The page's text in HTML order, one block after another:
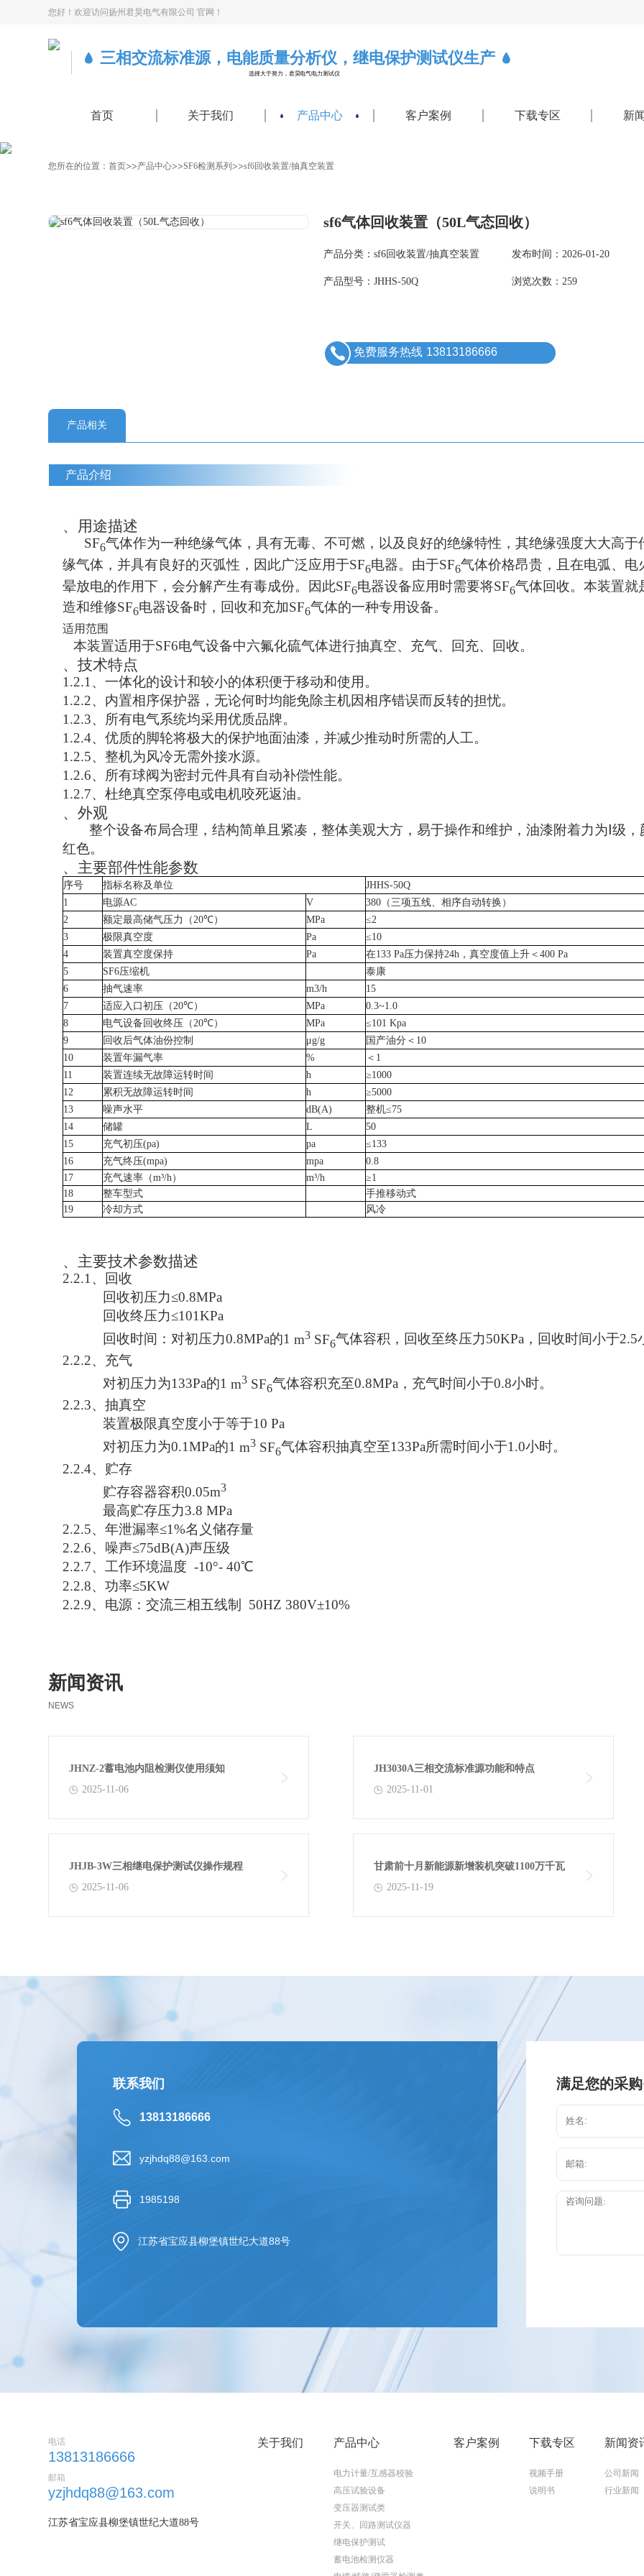
您好！欢迎访问扬州君昊电气有限公司 官网！
三相交流标准源，电能质量分析仪，继电保护测试仪生产
选择大于努力，君昊电气电力测试仪
首页 关于我们 产品中心 客户案例 下载专区 新
您所在的位置：首页>>产品中心>>SF6检测系列>>sf6回收装置/抽真空装置
sf6气体回收装置（50L气态回收）
产品分类：sf6回收装置/抽真空装置 发布时间：2026-01-20
产品型号：JHHS-50Q 浏览次数：259
免费服务热线 13813186666
产品相关
产品介绍
、用途描述
SF6气体作为一种绝缘气体，具有无毒、不可燃，以及良好的绝缘特性，其绝缘强度大大高于
缘气体，并具有良好的灭弧性，因此广泛应用于SF6电器。由于SF6气体价格昂贵，且在电弧、电
晕放电的作用下，会分解产生有毒成份。因此SF6电器设备应用时需要将SF6气体回收。本装置就
造和维修SF6电器设备时，回收和充加SF6气体的一种专用设备。
适用范围
本装置适用于SF6电气设备中六氟化硫气体进行抽真空、充气、回充、回收。
、技术特点
1.2.1 、一体化的设计和较小的体积便于移动和使用。
1.2.2、内置相序保护器，无论何时均能免除主机因相序错误而反转的担忧。
1.2.3、所有电气系统均采用优质品牌。
1.2.4、优质的脚轮将极大的保护地面油漆，并减少推动时所需的人工。
1.2.5、整机为风冷无需外接水源。
1.2.6、所有球阀为密封元件具有自动补偿性能。
1.2.7、杜绝真空泵停电或电机咬死返油。
、外观
整个设备布局合理，结构简单且紧凑，整体美观大方，易于操作和维护，油漆附着力为Ⅰ级，
红色。
、主要部件性能参数
序号 指标名称及单位
JHHS-50Q
1
电源AC V 380 （三项五线、相序自动转换）
2
额定最高储气压力（20℃） MPa ≤2
3
极限真空度 Pa
≤10
4
装置真空度保持 Pa 在133 Pa压力保持24h ，真空度值上升＜400 Pa
5
SF6压缩机
泰康
6
抽气速率 m3/h
15
7
适应入口初压（20℃） MPa
0.3~1.0
8
电气设备回收终压（20℃） MPa
≤101 Kpa
9
回收后气体油份控制 μg/g 国产油分＜ 10
10
装置年漏气率 % ＜ 1
11
装置连续无故障运转时间 h
≥1000
12
累积无故障运转时间 h
≥5000
13
噪声水平 dB(A) 整机≤75
14
储罐 L
50
15
充气初压(pa) pa
≤133
16
充气终压(mpa) mpa
0.8
17
充气速率（m³/h） m³/h
≥1
18
整车型式
手推移动式
19
冷却方式 风冷
、主要技术参数描述
2.2.1 、回收
回收初压力≤0.8MPa
回收终压力≤101KPa
回收时间：对初压力0.8MPa的1 m3 SF6气体容积，回收至终压力50KPa ，回收时间小于2.5
2.2.2、充气
对初压力为133Pa的1 m3 SF6气体容积充至0.8MPa ， 充气时间小于0.8小时。
2.2.3、抽真空
装置极限真空度小于等于10 Pa
对初压力为0.1MPa的1 m3 SF6气体容积抽真空至133Pa所需时间小于1.0小时。
2.2.4、贮存
贮存容器容积0.05m3
最高贮存压力3.8 MPa
2.2.5、年泄漏率≤1%名义储存量
2.2.6、噪声≤75dB(A)声压级
2.2.7、工作环境温度 -10°- 40℃
2.2.8、功率≤5KW
2.2.9、电源：交流三相五线制 50HZ 380V±10%
新闻资讯
NEWS
JHNZ-2蓄电池内阻检测仪使用须知
2025-11-06
JH3030A三相交流标准源功能和特点
2025-11-01
JHJB-3W三相继电保护测试仪操作规程
2025-11-06
甘肃前十月新能源新增装机突破1100万千瓦
2025-11-19
联系我们
13813186666
yzjhdq88@163.com
1985198
江苏省宝应县柳堡镇世纪大道88号
满足您的采
电话
13813186666
邮箱
yzjhdq88@163.com
江苏省宝应县柳堡镇世纪大道88号
关于我们 产品中心
电力计量/互感器校验
高压试验设备
变压器测试类
开关、回路测试仪器
继电保护测试
蓄电池检测仪器
客户案例 下载专区
视频手册
说明书
新闻资
公司新闻
行业新闻